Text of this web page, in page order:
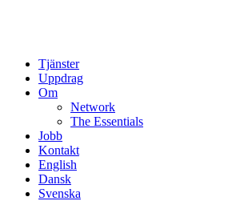
Tjänster
Uppdrag
Om
Network
The Essentials
Jobb
Kontakt
English
Dansk
Svenska